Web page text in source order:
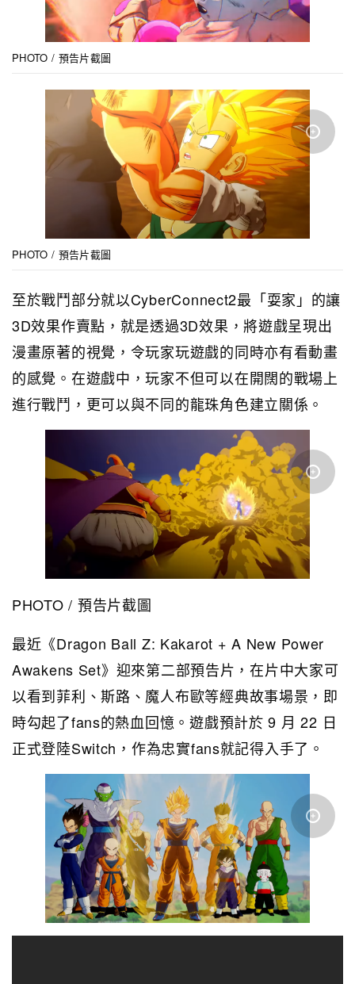
PHOTO / 預告片截圖
PHOTO / 預告片截圖
至於戰鬥部分就以CyberConnect2最「耍家」的讓
3D效果作賣點，就是透過3D效果，將遊戲呈現出
漫畫原著的視覺，令玩家玩遊戲的同時亦有看動畫
的感覺。在遊戲中，玩家不但可以在開闊的戰場上
進行戰鬥，更可以與不同的龍珠角色建立關係。
PHOTO / 預告片截圖
最近《Dragon Ball Z: Kakarot + A New Power
Awakens Set》迎來第二部預告片，在片中大家可
以看到菲利、斯路、魔人布歐等經典故事場景，即
時勾起了fans的熱血回憶。遊戲預計於 9 月 22 日
正式登陸Switch，作為忠實fans就記得入手了。